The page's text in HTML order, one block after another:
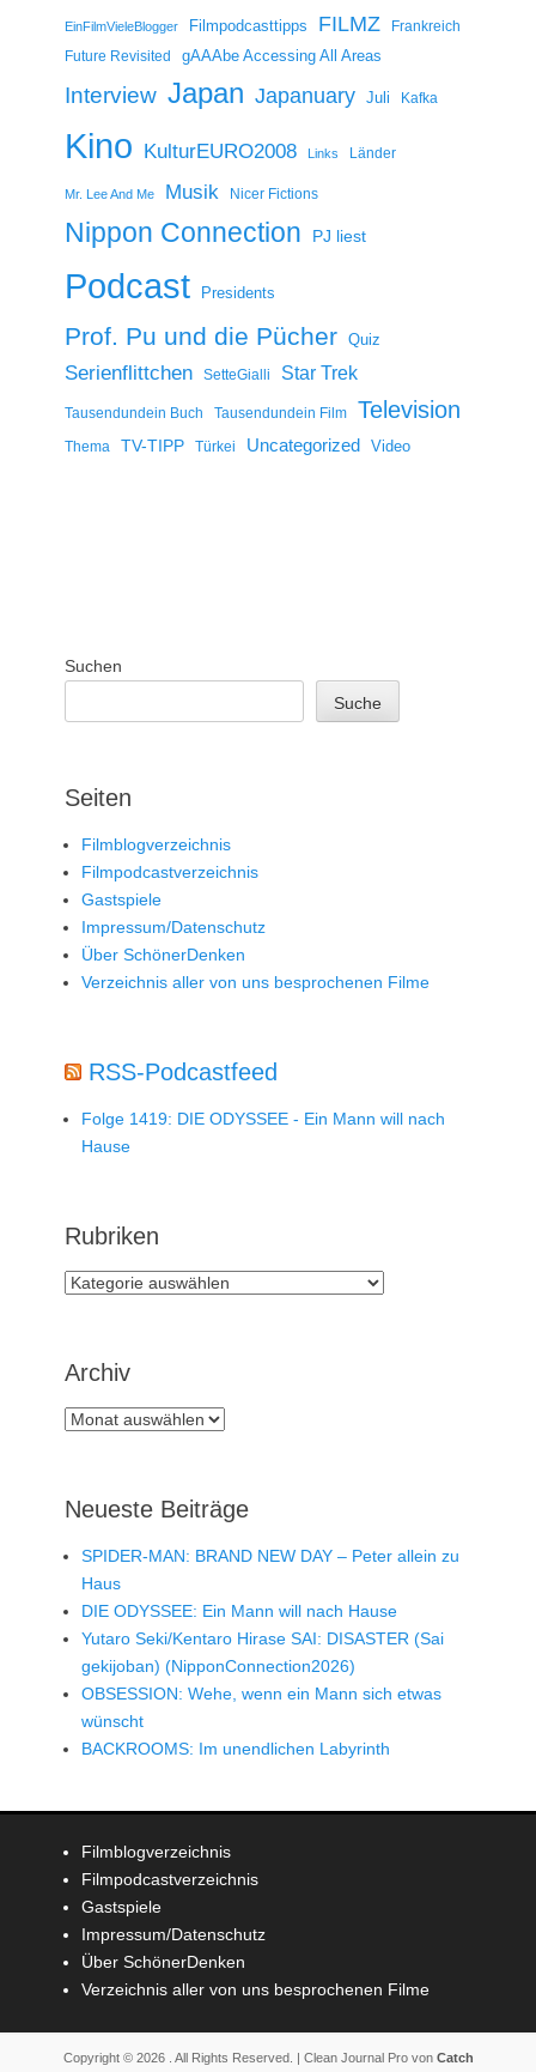
EinFilmVieleBlogger Filmpodcasttipps FILMZ
Frankreich
Future Revisited
gAAAbe Accessing All Areas
Interview Japan Japanuary Juli Kafka
Kino KulturEURO2008 Links Länder
Mr. Lee And Me Musik Nicer Fictions
Nippon Connection PJ liest
Podcast Presidents
Prof. Pu und die Pücher Quiz
Serienflittchen SetteGialli Star Trek
Tausendundein Buch Tausendundein Film Television
Thema TV-TIPP Türkei Uncategorized Video
Suchen
Suche
Seiten
Filmblogverzeichnis
Filmpodcastverzeichnis
Gastspiele
Impressum/Datenschutz
Über SchönerDenken
Verzeichnis aller von uns besprochenen Filme
RSS-Podcastfeed
Folge 1419: DIE ODYSSEE - Ein Mann will nach
Hause
Rubriken
Rubriken
Archiv
Archiv
Neueste Beiträge
SPIDER-MAN: BRAND NEW DAY – Peter allein zu
Haus
DIE ODYSSEE: Ein Mann will nach Hause
Yutaro Seki/Kentaro Hirase SAI: DISASTER (Sai
gekijoban) (NipponConnection2026)
OBSESSION: Wehe, wenn ein Mann sich etwas
wünscht
BACKROOMS: Im unendlichen Labyrinth
Filmblogverzeichnis
Filmpodcastverzeichnis
Gastspiele
Impressum/Datenschutz
Über SchönerDenken
Verzeichnis aller von uns besprochenen Filme
Copyright © 2026 . All Rights Reserved. | Clean Journal Pro von Catch